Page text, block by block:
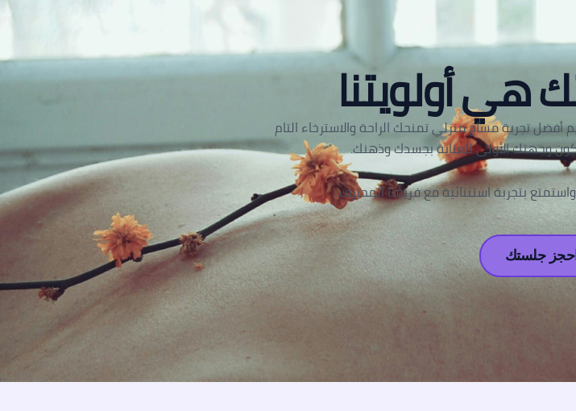
هي أولويتنا
أفضل تجربة مساج منزلي تمنحك الراحة والاسترخاء التام
وجهتك الأولى للعناية بجسدك وذهنك.
بتجربة استثنائية مع فريقنا المحترف.
احجز جلستك